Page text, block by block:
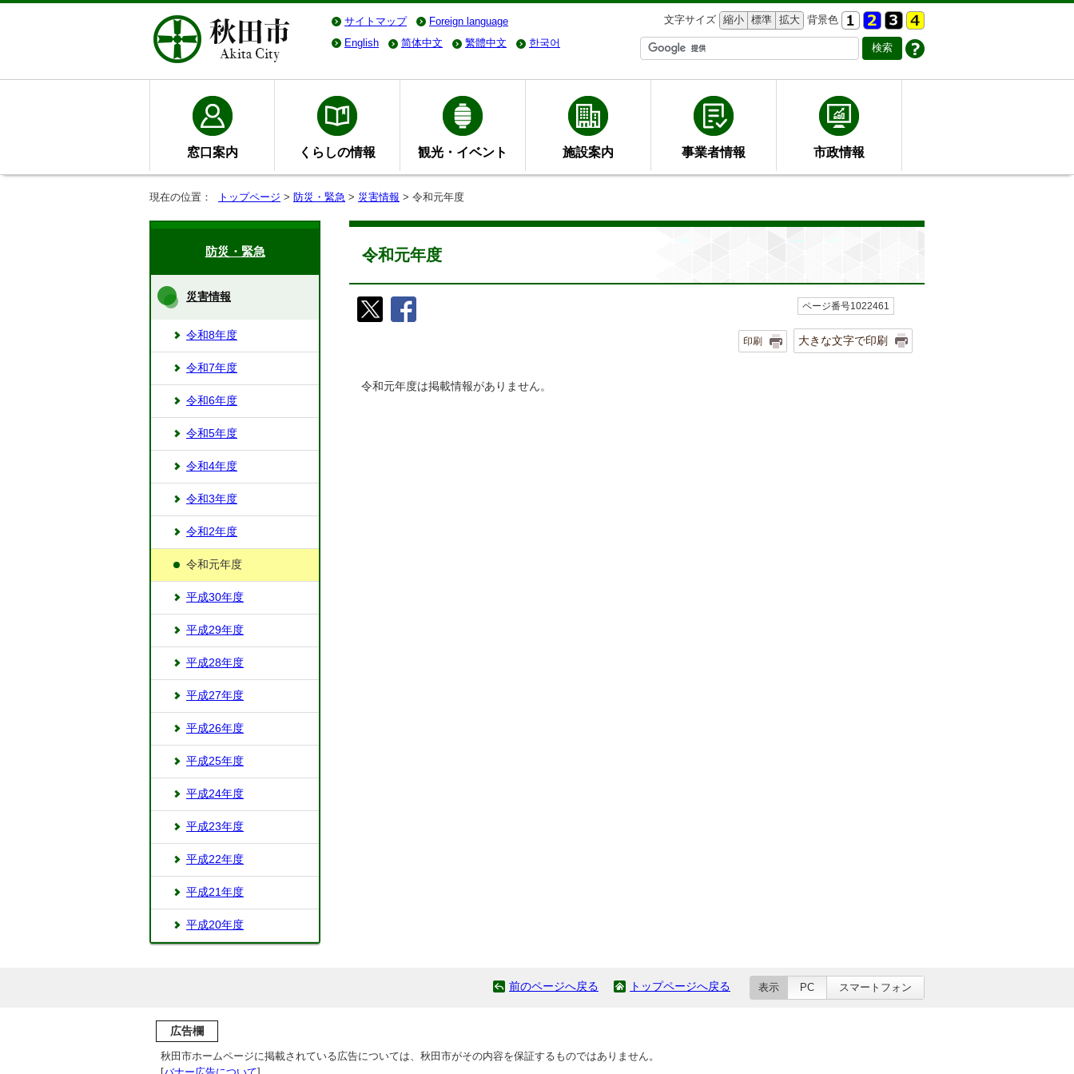
サイトマップ Foreign language 文字サイズ 縮小 標準 拡大 背景色
English
简体中文 繁體中文 한국어
窓口案内 くらしの情報 観光・イベント 施設案内 事業者情報 市政情報
現在の位置： トップページ > 防災・緊急 > 災害情報 > 令和元年度
令和元年度
ページ番号1022461
印刷 大きな文字で印刷
令和元年度は掲載情報がありません。
防災・緊急
災害情報
令和8年度
令和7年度
令和6年度
令和5年度
令和4年度
令和3年度
令和2年度
令和元年度
平成30年度
平成29年度
平成28年度
平成27年度
平成26年度
平成25年度
平成24年度
平成23年度
平成22年度
平成21年度
平成20年度
前のページへ戻る トップページへ戻る 表示 PC スマートフォン
広告欄
秋田市ホームページに掲載されている広告については、秋田市がその内容を保証するものではありません。